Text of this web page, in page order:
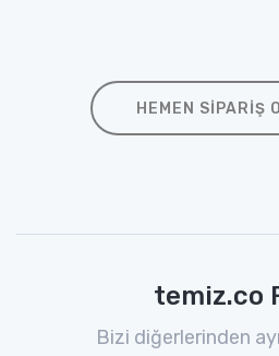
HEMEN SIPARIŞ
temiz.co
Bizi diğerlerinden